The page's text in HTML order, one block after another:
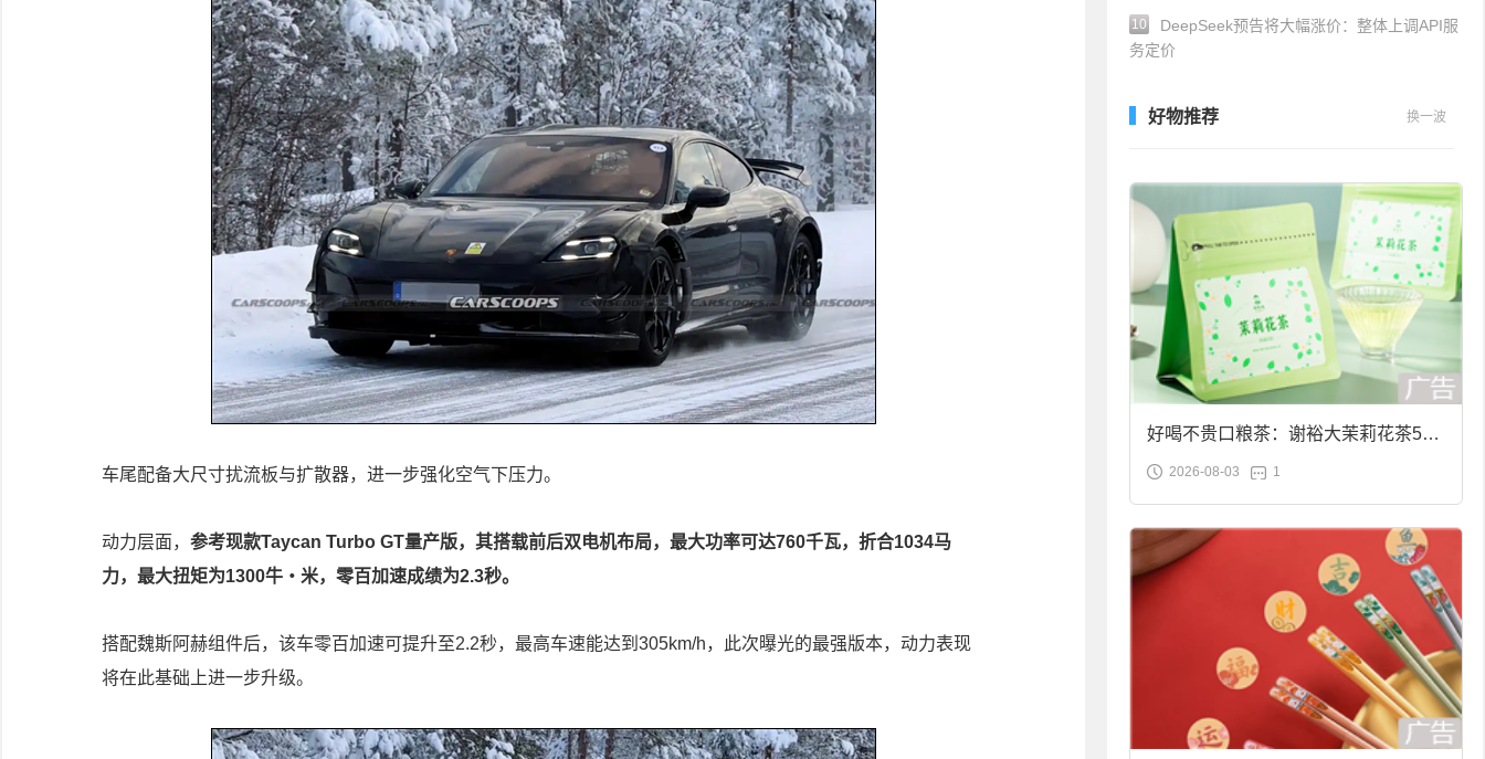
车尾配备大尺寸扰流板与扩散器，进一步强化空气下压力。
动力层面， 参考现款Taycan Turbo GT量产版，其搭载前后双电机布局，最大功率可达760千瓦，折合1034马
力，最大扭矩为1300牛・米，零百加速成绩为2.3秒。
搭配魏斯阿赫组件后，该车零百加速可提升至2.2秒，最高车速能达到305km/h，此次曝光的最强版本，动力表现
将在此基础上进一步升级。
10
DeepSeek预告将大幅涨价：整体上调API服
务定价
好物推荐 换一波
好喝不贵口粮茶：谢裕大茉莉花茶50g
袋装9.9元到手
2026-08-03 1